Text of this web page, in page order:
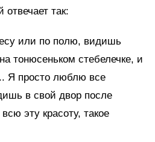
так:
или по полю, видишь
тонюсеньком стебелечке, и
Я просто люблю все
в свой двор после
эту красоту, такое